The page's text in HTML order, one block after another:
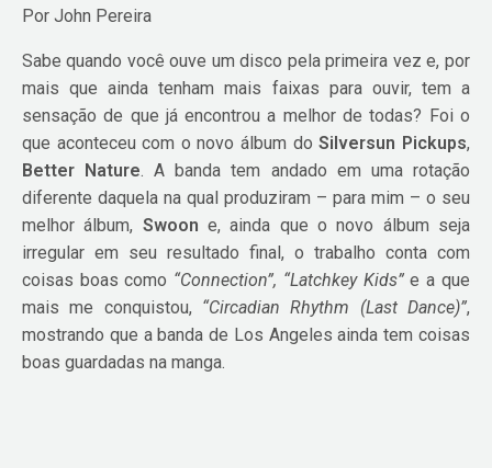
Por John Pereira
Sabe quando você ouve um disco pela primeira vez e, por
mais que ainda tenham mais faixas para ouvir, tem a
sensação de que já encontrou a melhor de todas? Foi o
que aconteceu com o novo álbum doSilversun Pickups,
Better Nature. A banda tem andado em uma rotação
diferente daquela na qual produziram – para mim – o seu
melhor álbum, Swoon e, ainda que o novo álbum seja
irregular em seu resultado final, o trabalho conta com
coisas boas como “Connection”, “Latchkey Kids”e a que
mais me conquistou, “Circadian Rhythm (Last Dance)”,
mostrando que a banda de Los Angeles ainda tem coisas
boas guardadas na manga.